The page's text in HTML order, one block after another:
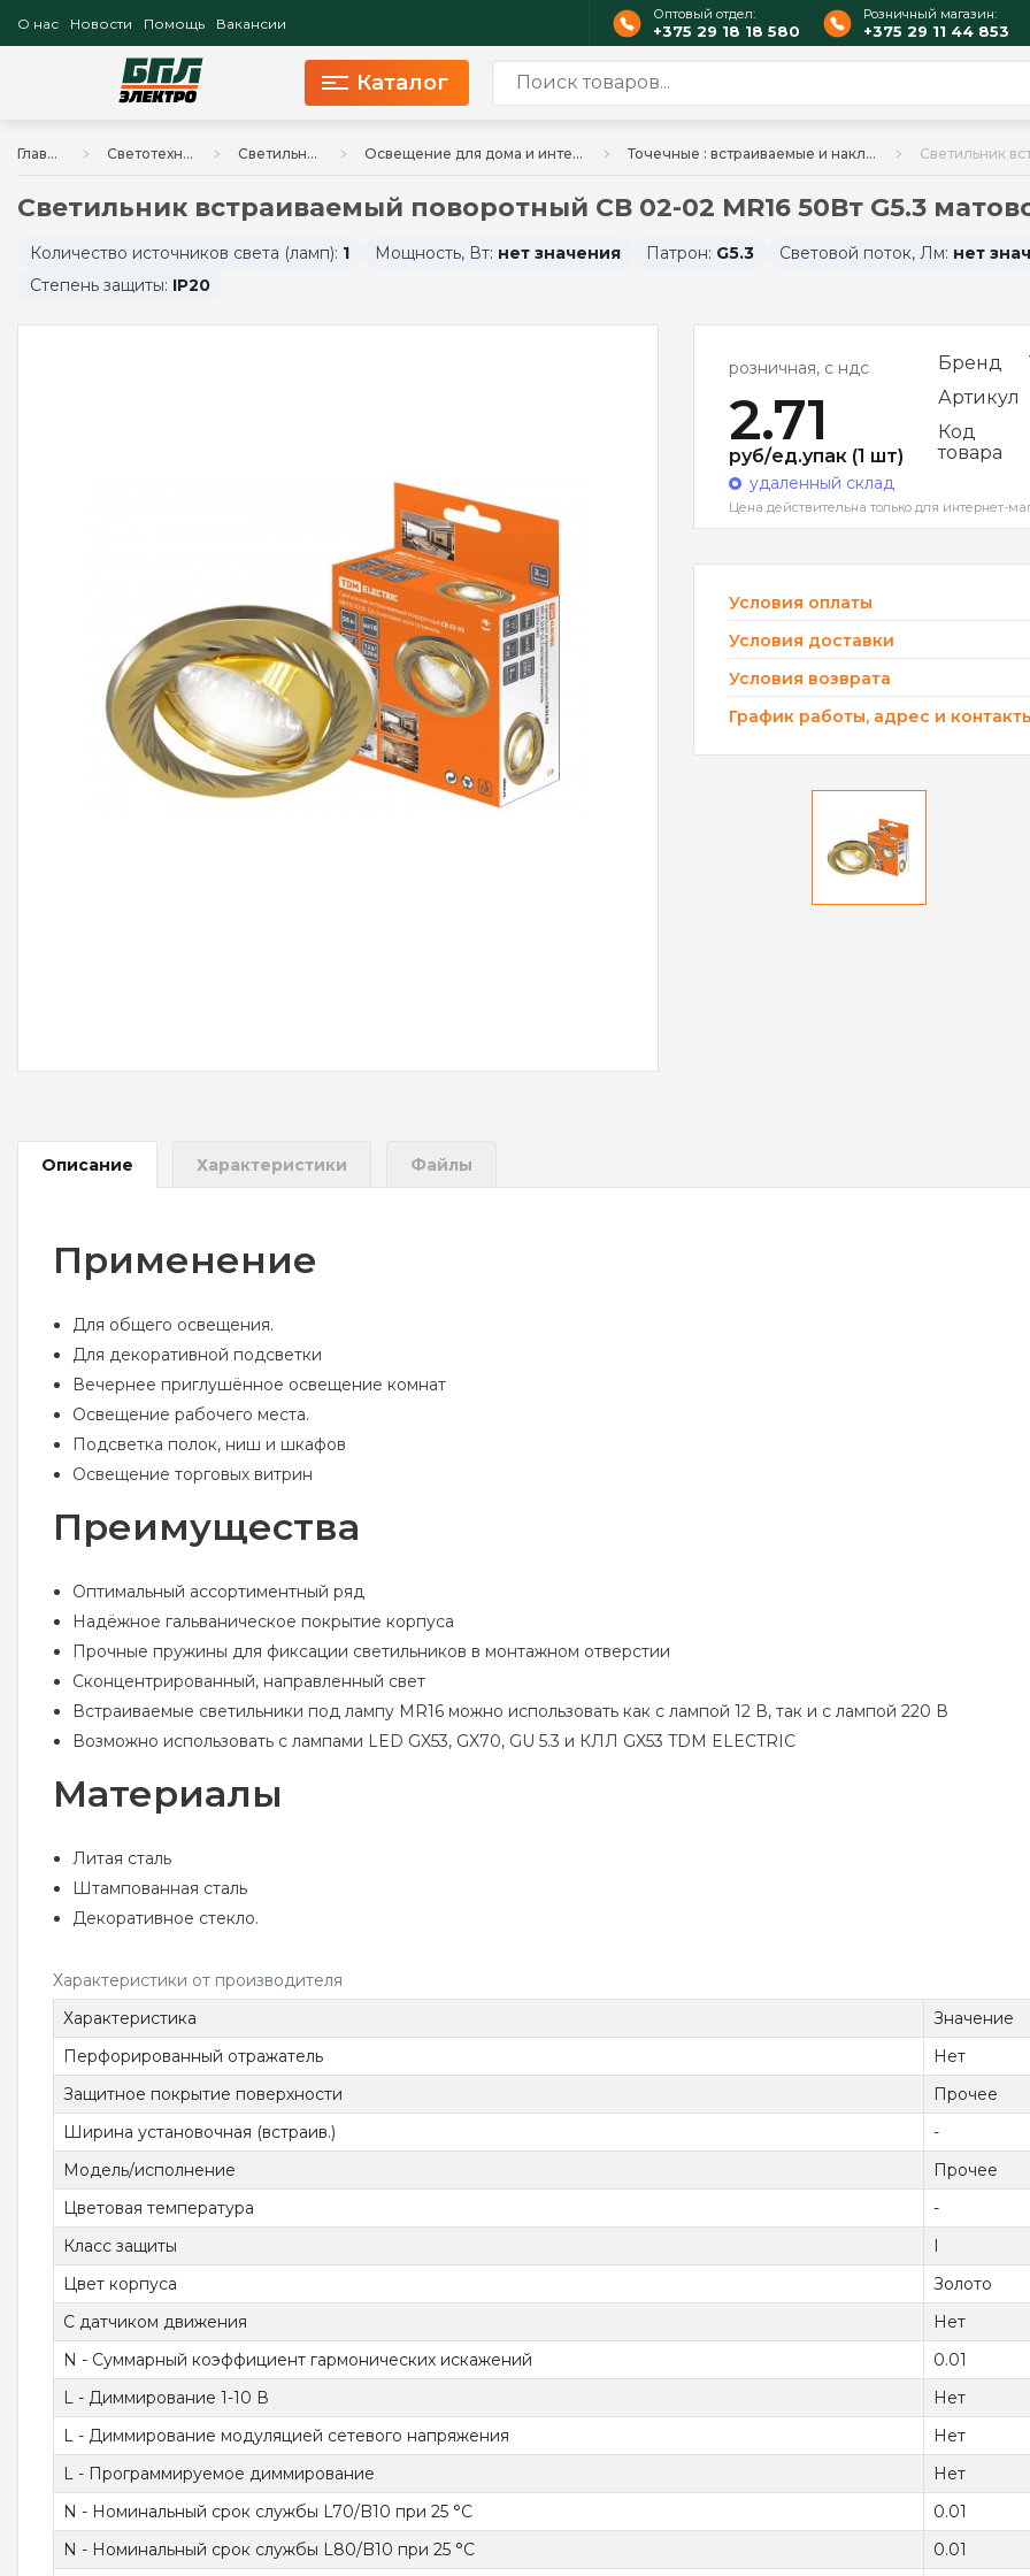
О нас Новости Помощь Вакансии
Оптовый отдел:
+375 29 18 18 580
Розничный магазин:
+375 29 11 44 853
Каталог
Главная Светотехника Светильники Освещение для дома и интерьера Точечные : встраиваемые и накладные
Светильник встраиваемый поворотный СВ 02-02 MR16 50Вт G5.3
Количество источников света (ламп): 1 Мощность, Вт: нет значения Патрон: G5.3 Световой поток, Лм: нет
Степень защиты: IP20
розничная, с ндс
2.71
руб/ед.упак (1 шт)
удаленный склад
Цена действительна только для интернет-
Бренд
Артикул
Код
товара
Условия оплаты
Условия доставки
Условия возврата
График работы, адрес и
Описание Характеристики Файлы
Применение
Для общего освещения.
Для декоративной подсветки
Вечернее приглушённое освещение комнат
Освещение рабочего места.
Подсветка полок, ниш и шкафов
Освещение торговых витрин
Преимущества
Оптимальный ассортиментный ряд
Надёжное гальваническое покрытие корпуса
Прочные пружины для фиксации светильников в монтажном отверстии
Сконцентрированный, направленный свет
Встраиваемые светильники под лампу MR16 можно использовать как с лампой 12 В, так и с лампой 220 В
Возможно использовать с лампами LED GX53, GX70, GU 5.3 и КЛЛ GX53 TDM ELECTRIC
Материалы
Литая сталь
Штампованная сталь
Декоративное стекло.
Характеристики от производителя
Характеристика
Значение
Перфорированный отражатель
Нет
Защитное покрытие поверхности
Прочее
Ширина установочная (встраив.)
-
Модель/исполнение
Прочее
Цветовая температура
-
Класс защиты
I
Цвет корпуса
Золото
С датчиком движения
Нет
N - Суммарный коэффициент гармонических искажений
0.01
L - Диммирование 1-10 В
Нет
L - Диммирование модуляцией сетевого напряжения
Нет
L - Программируемое диммирование
Нет
N - Номинальный срок службы L70/B10 при 25 °C
0.01
N - Номинальный срок службы L80/B10 при 25 °C
0.01